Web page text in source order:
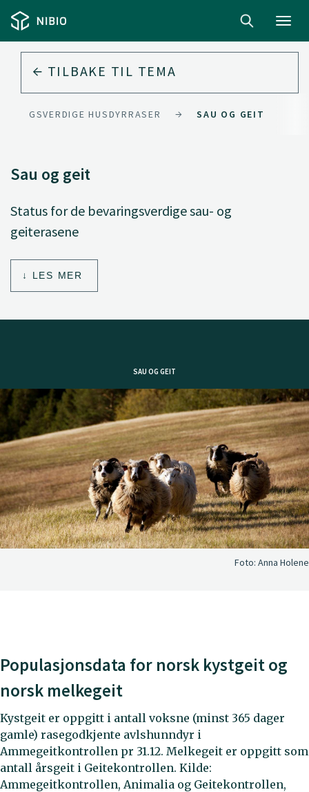
TILBAKE TIL TEMA
HUSDYRRASER SAU OG GEIT
Sau og geit
Status for de bevaringsverdige sau- og
geiterasene
LES MER
SAU OG GEIT
Foto: Anna Holene
Populasjonsdata for norsk kystgeit og
norsk melkegeit
Kystgeit er oppgitt i antall voksne (minst 365 dager
gamle) rasegodkjente avlshunndyr i
Ammegeitkontrollen pr 31.12. Melkegeit er oppgitt som
antall årsgeit i Geitekontrollen. Kilde:
Ammegeitkontrollen, Animalia og Geitekontrollen,